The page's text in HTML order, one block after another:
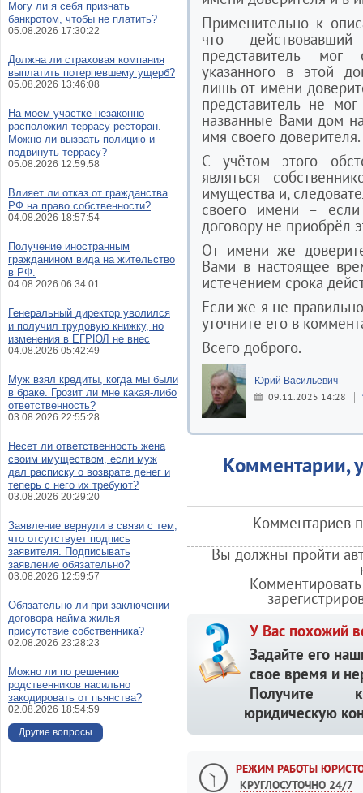
Применительно к
что
представитель
указанного в этой
лишь от имени
представитель не
названные Вами дом
имя своего доверителя.
С учётом этого
являться
имущества и,
своего имени –
договору не приобрёл
От имени же
Вами в настоящее
истечением срока
Если же я не
уточните его в
Всего доброго.
Юрий Васильевич
09.11.2025 14:28
Комментарии,
Комментариев
Вы должны пройти
У Вас похожий
Задайте его
свое время и
Получите
юридическую
РЕЖИМ РАБОТЫ
КРУГЛОСУТОЧНО 24/7
Могу ли я себя признать
банкротом, чтобы не платить?
05.08.2026 17:30:22
Должна ли страховая компания
выплатить потерпевшему ущерб?
05.08.2026 13:46:08
На моем участке незаконно
расположил террасу ресторан.
Можно ли вызвать полицию и
подвинуть террасу?
05.08.2026 12:59:58
Влияет ли отказ от гражданства
РФ на право собственности?
04.08.2026 18:57:54
Получение иностранным
гражданином вида на жительство
в РФ.
04.08.2026 06:34:01
Генеральный директор уволился
и получил трудовую книжку, но
изменения в ЕГРЮЛ не внес
04.08.2026 05:42:49
Муж взял кредиты, когда мы были
в браке. Грозит ли мне какая-либо
ответственность?
03.08.2026 22:55:28
Несет ли ответственность жена
своим имуществом, если муж
дал расписку о возврате денег и
теперь с него их требуют?
03.08.2026 20:29:20
Заявление вернули в связи с тем,
что отсутствует подпись
заявителя. Подписывать
заявление обязательно?
03.08.2026 12:59:57
Обязательно ли при заключении
договора найма жилья
присутствие собственника?
02.08.2026 23:28:23
Можно ли по решению
родственников насильно
закодировать от пьянства?
02.08.2026 18:54:59
Другие вопросы